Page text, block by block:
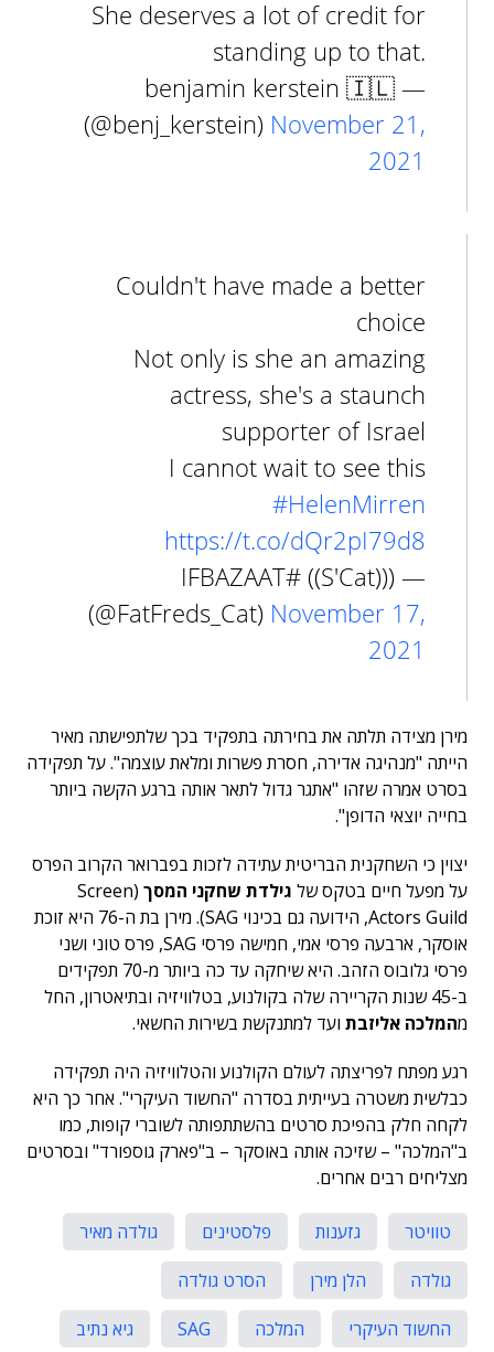
She deserves a lot of credit for
standing up to that.
— benjamin kerstein 🇮🇱
(@benj_kerstein) November 21,
2021
Couldn't have made a better
choice
Not only is she an amazing
actress, she's a staunch
supporter of Israel
I cannot wait to see this
#HelenMirren
https://t.co/dQr2pI79d8
— (((S'Cat)) #IFBAZAAT
(@FatFreds_Cat) November 17,
2021
מירן מצידה תלתה את בחירתה בתפקיד בכך שלתפישתה מאיר
הייתה "מנהיגה אדירה, חסרת פשרות ומלאת עוצמה". על תפקידה
בסרט אמרה שזהו "אתגר גדול לתאר אותה ברגע הקשה ביותר
בחייה יוצאי הדופן".
יצוין כי השחקנית הבריטית עתידה לזכות בפברואר הקרוב הפרס
על מפעל חיים בטקס של גילדת שחקני המסך (Screen
Actors Guild, הידועה גם בכינוי SAG). מירן בת ה-76 היא זוכת
אוסקר, ארבעה פרסי אמי, חמישה פרסי SAG, פרס טוני ושני
פרסי גלובוס הזהב. היא שיחקה עד כה ביותר מ-70 תפקידים
ב-45 שנות הקריירה שלה בקולנוע, בטלוויזיה ובתיאטרון, החל
מהמלכה אליזבת ועד למתנקשת בשירות החשאי.
רגע מפתח לפריצתה לעולם הקולנוע והטלוויזיה היה תפקידה
כבלשית משטרה בעייתית בסדרה "החשוד העיקרי". אחר כך היא
לקחה חלק בהפיכת סרטים בהשתתפותה לשוברי קופות, כמו
ב"המלכה" – שזיכה אותה באוסקר – ב"פארק גוספורד" ובסרטים
מצליחים רבים אחרים.
טוויטר גזענות פלסטינים
גולדה מאיר
גולדה
הלן מירן
הסרט גולדה
החשוד העיקרי
המלכה SAG גיא נתיב